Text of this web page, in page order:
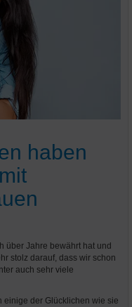
haben
über Jahre bewährt hat und
stolz darauf, dass wir schon
auch sehr viele
einige der Glücklichen wie sie